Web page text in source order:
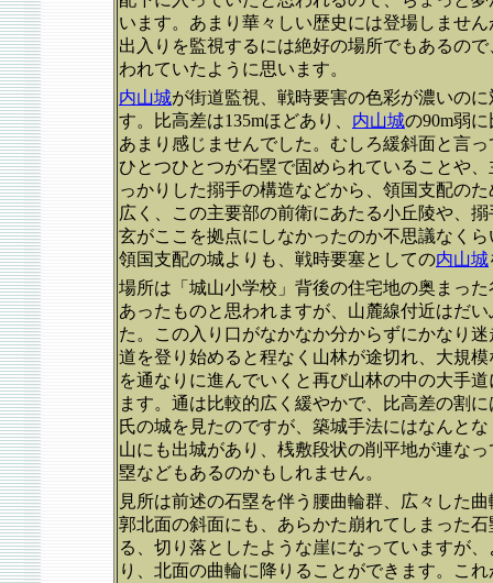
います。あまり華々しい歴史には登場しませ
出入りを監視するには絶好の場所でもあるの
われていたように思います。
内山城が街道監視、戦時要害の色彩が濃いの
す。比高差は135mほどあり、 内山城の90m弱
あまり感じませんでした。むしろ緩斜面と言
ひとつひとつが石塁で固められていることや
っかりした搦手の構造などから、領国支配の
広く、この主要部の前衛にあたる小丘陵や、
玄がここを拠点にしなかったのか不思議なく
領国支配の城よりも、戦時要塞としての内山城
場所は「城山小学校」背後の住宅地の奥まっ
あったものと思われますが、山麓線付近はだ
た。この入り口がなかなか分からずにかなり
道を登り始めると程なく山林が途切れ、大規
を通なりに進んでいくと再び山林の中の大手
ます。通は比較的広く緩やかで、比高差の割
氏の城を見たのですが、築城手法にはなんと
山にも出城があり、桟敷段状の削平地が連な
塁などもあるのかもしれません。
見所は前述の石塁を伴う腰曲輪群、広々した
郭北面の斜面にも、あらかた崩れてしまった
る、切り落としたような崖になっていますが
り、北面の曲輪に降りることができます。こ